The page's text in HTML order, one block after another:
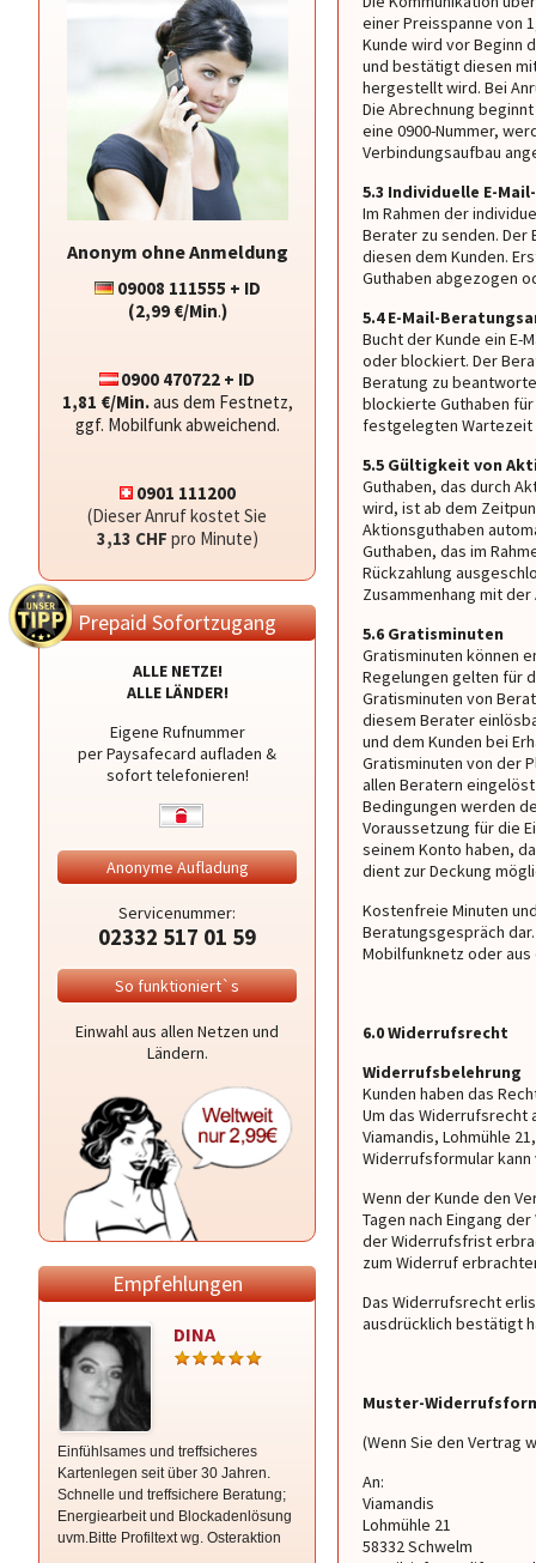
Anonym ohne Anmeldung
09008 111555 + ID
(2,99 €/Min.)
0900 470722 + ID
1,81 €/Min.aus dem Festnetz,
ggf. Mobilfunk abweichend.
0901 111200
(Dieser Anruf kostet Sie
3,13 CHF pro Minute)
Prepaid Sofortzugang
ALLE NETZE!
ALLE LÄNDER!
Eigene Rufnummer
per Paysafecard aufladen &
sofort telefonieren!
Anonyme Aufladung
Servicenummer:
02332 517 01 59
So funktioniert`s
Einwahl aus allen Netzen und
Ländern.
Empfehlungen
DINA
Einfühlsames und treffsicheres
Kartenlegen seit über 30 Jahren.
Schnelle und treffsichere Beratung;
Energiearbeit und Blockadenlösung
uvm.Bitte Profiltext wg. Osteraktion
Medium
Liebevolle Hellsichtige-Fühlende
Beratungen m. Hilfe der Engel.
Energiearbeit für alle Bereiche.
einer Preisspanne von
Kunde wird vor Beginn
und bestätigt diesen
hergestellt wird. Bei
Die Abrechnung
eine 0900-Nummer,
Verbindungsaufbau
5.3 Individuelle E-
Im Rahmen der
Berater zu senden.
diesen dem Kunden.
Guthaben abgezogen
5.4 E-Mail-
Bucht der Kunde ein
oder blockiert. Der
Beratung zu
blockierte Guthaben
festgelegten
5.5 Gültigkeit von
Guthaben, das durch
wird, ist ab dem
Aktionsguthaben
Guthaben, das im
Rückzahlung
Zusammenhang mit
5.6 Gratisminuten
Gratisminuten können
Regelungen gelten für
Gratisminuten von
diesem Berater
und dem Kunden bei
Gratisminuten von der
allen Beratern
Bedingungen werden
Voraussetzung für die
seinem Konto haben,
dient zur Deckung
Kostenfreie Minuten
Beratungsgespräch
Mobilfunknetz oder aus
6.0 Widerrufsrecht
Widerrufsbelehrung
Kunden haben das
Um das Widerrufsrecht
Viamandis, Lohmühle
Widerrufsformular
Wenn der Kunde den
Tagen nach Eingang
der Widerrufsfrist
zum Widerruf
Das Widerrufsrecht
ausdrücklich bestätigt
Muster-
(Wenn Sie den Vertrag
An:
Viamandis
Lohmühle 21
58332 Schwelm